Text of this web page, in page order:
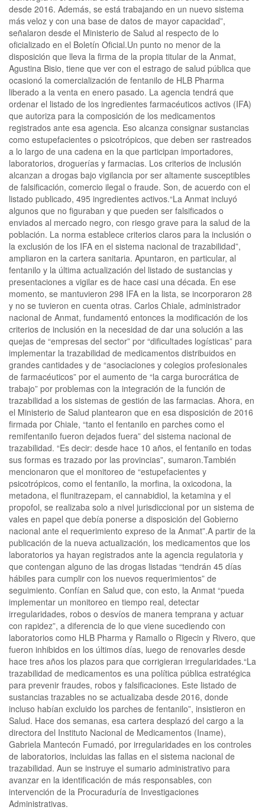
desde 2016. Además, se está trabajando en un nuevo sistema
más veloz y con una base de datos de mayor capacidad”,
señalaron desde el Ministerio de Salud al respecto de lo
oficializado en el Boletín Oficial.Un punto no menor de la
disposición que lleva la firma de la propia titular de la Anmat,
Agustina Bisio, tiene que ver con el estrago de salud pública que
ocasionó la comercialización de fentanilo de HLB Pharma
liberado a la venta en enero pasado. La agencia tendrá que
ordenar el listado de los ingredientes farmacéuticos activos (IFA)
que autoriza para la composición de los medicamentos
registrados ante esa agencia. Eso alcanza consignar sustancias
como estupefacientes o psicotrópicos, que deben ser rastreados
a lo largo de una cadena en la que participan importadores,
laboratorios, droguerías y farmacias. Los criterios de inclusión
alcanzan a drogas bajo vigilancia por ser altamente susceptibles
de falsificación, comercio ilegal o fraude. Son, de acuerdo con el
listado publicado, 495 ingredientes activos.“La Anmat incluyó
algunos que no figuraban y que pueden ser falsificados o
enviados al mercado negro, con riesgo grave para la salud de la
población. La norma establece criterios claros para la inclusión o
la exclusión de los IFA en el sistema nacional de trazabilidad”,
ampliaron en la cartera sanitaria. Apuntaron, en particular, al
fentanilo y la última actualización del listado de sustancias y
presentaciones a vigilar es de hace casi una década. En ese
momento, se mantuvieron 298 IFA en la lista, se incorporaron 28
y no se tuvieron en cuenta otras. Carlos Chiale, administrador
nacional de Anmat, fundamentó entonces la modificación de los
criterios de inclusión en la necesidad de dar una solución a las
quejas de “empresas del sector” por “dificultades logísticas” para
implementar la trazabilidad de medicamentos distribuidos en
grandes cantidades y de “asociaciones y colegios profesionales
de farmacéuticos” por el aumento de “la carga burocrática de
trabajo” por problemas con la integración de la función de
trazabilidad a los sistemas de gestión de las farmacias. Ahora, en
el Ministerio de Salud plantearon que en esa disposición de 2016
firmada por Chiale, “tanto el fentanilo en parches como el
remifentanilo fueron dejados fuera” del sistema nacional de
trazabilidad. “Es decir: desde hace 10 años, el fentanilo en todas
sus formas es trazado por las provincias”, sumaron.También
mencionaron que el monitoreo de “estupefacientes y
psicotrópicos, como el fentanilo, la morfina, la oxicodona, la
metadona, el flunitrazepam, el cannabidiol, la ketamina y el
propofol, se realizaba solo a nivel jurisdiccional por un sistema de
vales en papel que debía ponerse a disposición del Gobierno
nacional ante el requerimiento expreso de la Anmat”.A partir de la
publicación de la nueva actualización, los medicamentos que los
laboratorios ya hayan registrados ante la agencia regulatoria y
que contengan alguno de las drogas listadas “tendrán 45 días
hábiles para cumplir con los nuevos requerimientos” de
seguimiento. Confían en Salud que, con esto, la Anmat “pueda
implementar un monitoreo en tiempo real, detectar
irregularidades, robos o desvíos de manera temprana y actuar
con rapidez”, a diferencia de lo que viene sucediendo con
laboratorios como HLB Pharma y Ramallo o Rigecin y Rivero, que
fueron inhibidos en los últimos días, luego de renovarles desde
hace tres años los plazos para que corrigieran irregularidades.“La
trazabilidad de medicamentos es una política pública estratégica
para prevenir fraudes, robos y falsificaciones. Este listado de
sustancias trazables no se actualizaba desde 2016, donde
incluso habían excluido los parches de fentanilo”, insistieron en
Salud. Hace dos semanas, esa cartera desplazó del cargo a la
directora del Instituto Nacional de Medicamentos (Iname),
Gabriela Mantecón Fumadó, por irregularidades en los controles
de laboratorios, incluidas las fallas en el sistema nacional de
trazabilidad. Aun se instruye el sumario administrativo para
avanzar en la identificación de más responsables, con
intervención de la Procuraduría de Investigaciones
Administrativas.